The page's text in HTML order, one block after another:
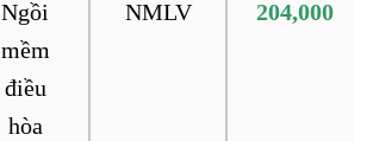
Ngồi
mềm
điều
hòa
NMLV 204,000